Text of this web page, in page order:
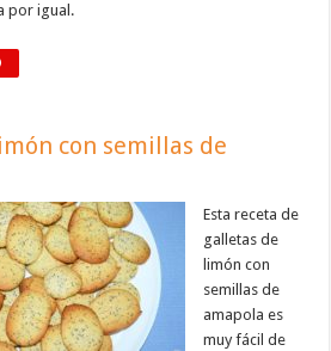
por igual.
con semillas de
Esta receta de
galletas de
limón con
semillas de
amapola es
muy fácil de